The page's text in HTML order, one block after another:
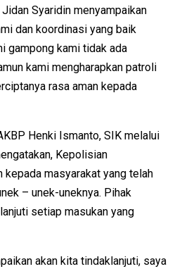
Syaridin menyampaikan
dan koordinasi yang baik
gampong kami tidak ada
kami mengharapkan patroli
rasa aman kepada
Henki Ismanto, SIK melalui
Kepolisian
kepada masyarakat yang telah
– unek-uneknya. Pihak
setiap masukan yang
akan kita tindaklanjuti, saya